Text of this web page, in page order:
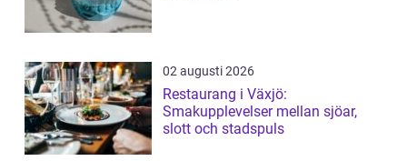
02 augusti 2026
Restaurang i Växjö:
Smakupplevelser mellan sjöar,
slott och stadspuls